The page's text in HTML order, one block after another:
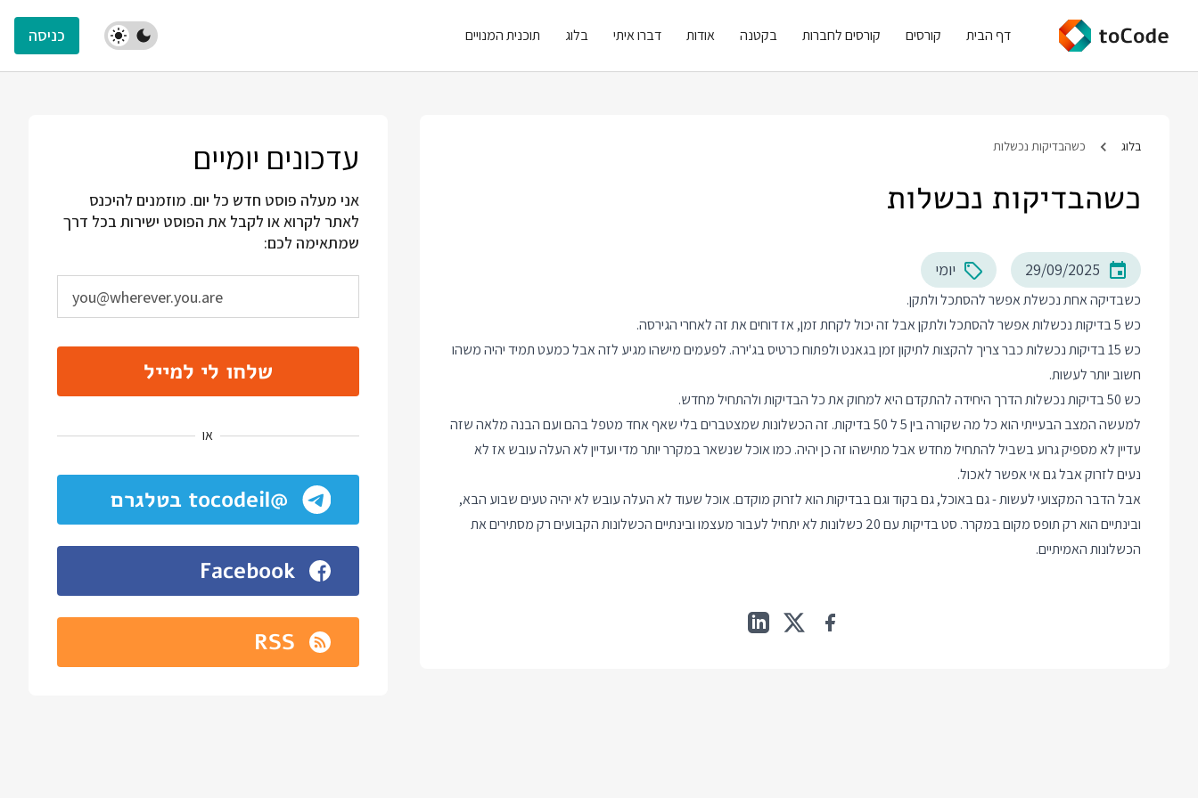
דף הבית קורסים קורסים לחברות בקטנה אודות דברו איתי בלוג תוכנית המנויים כניסה
בלוג כשהבדיקות נכשלות
כשהבדיקות נכשלות
29/09/2025 יומי
כשבדיקה אחת נכשלת אפשר להסתכל ולתקן.
כש 5 בדיקות נכשלות אפשר להסתכל ולתקן אבל זה יכול לקחת זמן, אז דוחים את זה לאחרי הגירסה.
כש 15 בדיקות נכשלות כבר צריך להקצות לתיקון זמן בגאנט ולפתוח כרטיס בג'ירה. לפעמים מישהו מגיע לזה אבל כמעט תמיד יהיה משהו
חשוב יותר לעשות.
כש 50 בדיקות נכשלות הדרך היחידה להתקדם היא למחוק את כל הבדיקות ולהתחיל מחדש.
למעשה המצב הבעייתי הוא כל מה שקורה בין 5 ל 50 בדיקות. זה הכשלונות שמצטברים בלי שאף אחד מטפל בהם ועם הבנה מלאה שזה
עדיין לא מספיק גרוע בשביל להתחיל מחדש אבל מתישהו זה כן יהיה. כמו אוכל שנשאר במקרר יותר מדי ועדיין לא העלה עובש אז לא
נעים לזרוק אבל גם אי אפשר לאכול.
אבל הדבר המקצועי לעשות - גם באוכל, גם בקוד וגם בבדיקות הוא לזרוק מוקדם. אוכל שעוד לא העלה עובש לא יהיה טעים שבוע הבא,
ובינתיים הוא רק תופס מקום במקרר. סט בדיקות עם 20 כשלונות לא יתחיל לעבור מעצמו ובינתיים הכשלונות הקבועים רק מסתירים את
הכשלונות האמיתיים.
עדכונים יומיים
אני מעלה פוסט חדש כל יום. מוזמנים להיכנס
לאתר לקרוא או לקבל את הפוסט ישירות בכל דרך
שמתאימה לכם:
שלחו לי למייל
או
@tocodeil בטלגרם
Facebook
RSS